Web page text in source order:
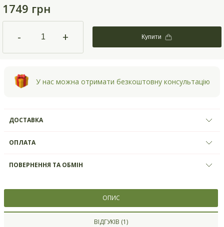
1749 грн
- + Купити
У нас можна отримати безкоштовну консультацію
ДОСТАВКА
ОПЛАТА
ПОВЕРНЕННЯ ТА ОБМІН
ОПИС
ВІДГУКІВ (1)